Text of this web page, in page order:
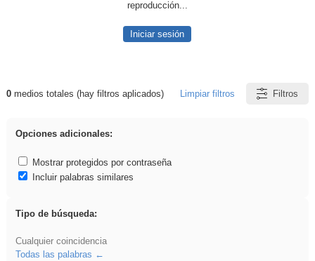
reproducción...
Iniciar sesión
Resultados de: Arquitectura
0medios totales (hay filtros aplicados) Limpiar filtros Filtros
Opciones adicionales:
Mostrar protegidos por contraseña
Incluir palabras similares
Tipo de búsqueda:
Cualquier coincidencia
Todas las palabras